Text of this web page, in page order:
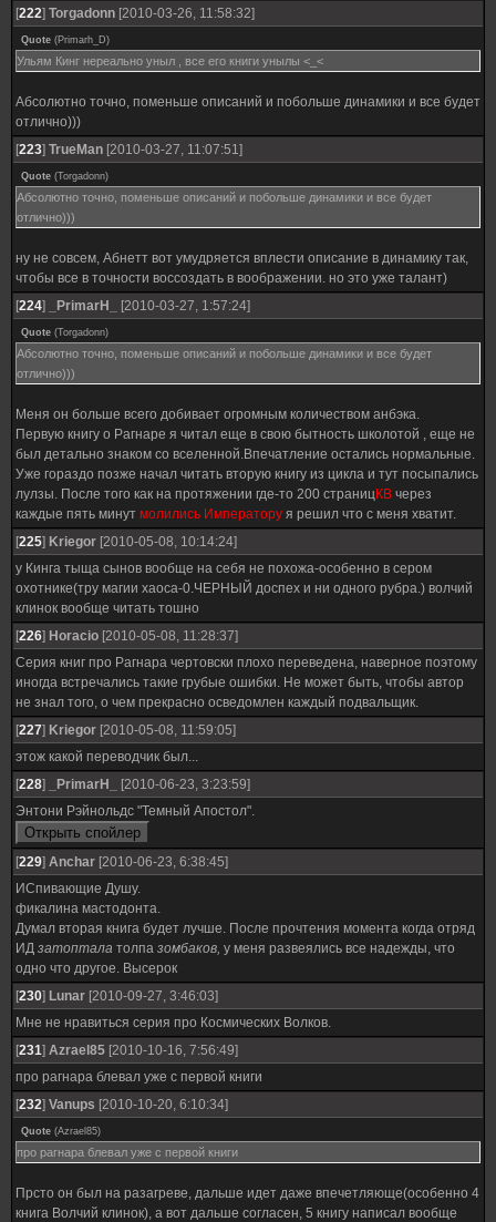
[222] Torgadonn [2010-03-26, 11:58:32]
Quote (Primarh_D)
Ульям Кинг нереально уныл , все его книги унылы <_<
Абсолютно точно, поменьше описаний и побольше динамики и все будет
отлично)))
[223] TrueMan [2010-03-27, 11:07:51]
Quote (Torgadonn)
Абсолютно точно, поменьше описаний и побольше динамики и все будет
отлично)))
ну не совсем, Абнетт вот умудряется вплести описание в динамику так,
чтобы все в точности воссоздать в воображении. но это уже талант)
[224] _PrimarH_ [2010-03-27, 1:57:24]
Quote (Torgadonn)
Абсолютно точно, поменьше описаний и побольше динамики и все будет
отлично)))
Меня он больше всего добивает огромным количеством анбэка.
Первую книгу о Рагнаре я читал еще в свою бытность школотой , еще не
был детально знаком со вселенной.Впечатление остались нормальные.
Уже гораздо позже начал читать вторую книгу из цикла и тут посыпались
лулзы. После того как на протяжении где-то 200 страницКВ через
каждые пять минут молились Императору я решил что с меня хватит.
[225] Kriegor [2010-05-08, 10:14:24]
у Кинга тыща сынов вообще на себя не похожа-особенно в сером
охотнике(тру магии хаоса-0.ЧЕРНЫЙ доспех и ни одного рубра.) волчий
клинок вообще читать тошно
[226] Horacio [2010-05-08, 11:28:37]
Серия книг про Рагнара чертовски плохо переведена, наверное поэтому
иногда встречались такие грубые ошибки. Не может быть, чтобы автор
не знал того, о чем прекрасно осведомлен каждый подвальщик.
[227] Kriegor [2010-05-08, 11:59:05]
этож какой переводчик был...
[228] _PrimarH_
[2010-06-23, 3:23:59]
Энтони Рэйнольдс "Темный Апостол".
[229] Anchar [2010-06-23, 6:38:45]
ИСпивающие Душу.
фикалина мастодонта.
Думал вторая книга будет лучше. После прочтения момента когда отряд
ИД затоптала толпа зомбаков, у меня развеялись все надежды, что
одно что другое. Высерок
[230] Lunar [2010-09-27, 3:46:03]
Мне не нравиться серия про Космических Волков.
[231] Azrael85 [2010-10-16, 7:56:49]
про рагнара блевал уже с первой книги
[232] Vanups [2010-10-20, 6:10:34]
Quote (Azrael85)
про рагнара блевал уже с первой книги
Прсто он был на разагреве, дальше идет даже впечетляюще(особенно 4
книга Волчий клинок), а вот дальше согласен, 5 книгу написал вообще